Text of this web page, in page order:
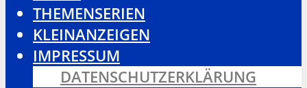
THEMENSERIEN
KLEINANZEIGEN
IMPRESSUM
DATENSCHUTZERKLÄRUNG